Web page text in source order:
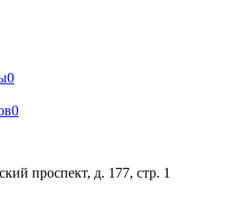
0
0
проспект, д. 177, стр. 1